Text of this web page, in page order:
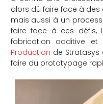
alors dû faire face à
mais aussi à un
faire face à ces défis,
fabrication additive
Production de
faire du prototypage